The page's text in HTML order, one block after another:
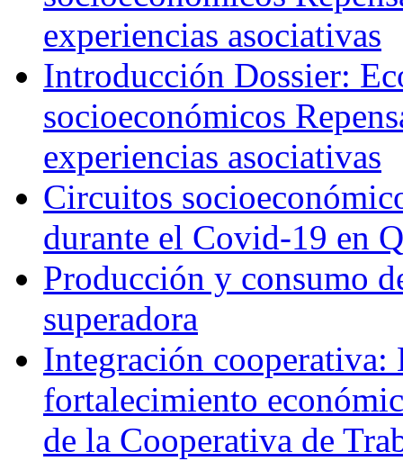
experiencias asociativas
Introducción Dossier:
socioeconómicos
experiencias asociativas
Circuitos
durante el Covid-19 en
Producción y consumo
superadora
Integración cooperativa:
fortalecimiento
de la Cooperativa de